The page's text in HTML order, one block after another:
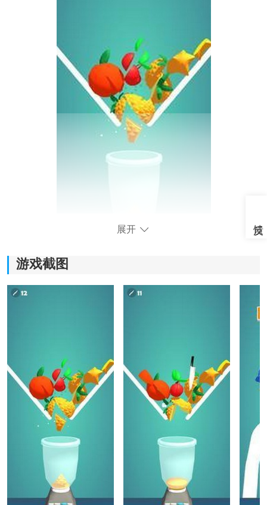
《3D混合切片》游戏特色：
1、3D混合切片带给玩家视觉盛宴，让你感受到水果们在
2、游戏中多种水果飞溅出果汁的效果逼真，让你仿佛置
身于真实的果汁制作现场。
3、简单的操作方式，只需手指滑动屏幕即可切割水果，
适合所有年龄段的玩家放松心情。
4、各个关卡设计巧妙，每一关的难度都有所不同，让你
忍不住一直挑战。
展开
游戏截图